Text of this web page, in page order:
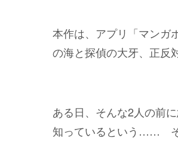
本作は、アプリ「マンガ
の海と探偵の大牙、正反
ある日、そんな2人の前
知っているという…… そ